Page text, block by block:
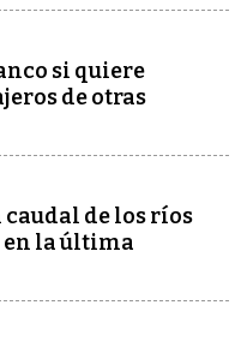
si quiere
de otras
de los ríos
en la última